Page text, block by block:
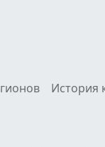
История